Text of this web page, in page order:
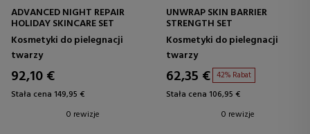
ADVANCED NIGHT REPAIR
HOLIDAY SKINCARE SET
Kosmetyki do pielegnacji
twarzy
92,10 €
Stała cena 149,95 €
0 rewizje
UNWRAP SKIN BARRIER
STRENGTH SET
Kosmetyki do pielegnacji
twarzy
62,35 € 42% Rabat
Stała cena 106,95 €
0 rewizje